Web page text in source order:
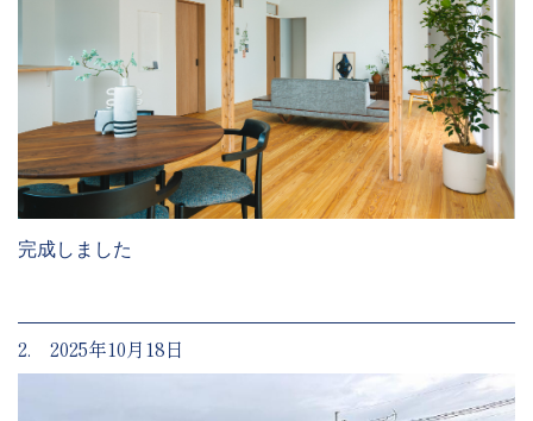
完成しました
2. 2025年10月18日